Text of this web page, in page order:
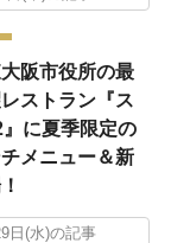
阪市役所の最
ストラン『ス
に夏季限定の
メニュー＆新
日(水)の記事